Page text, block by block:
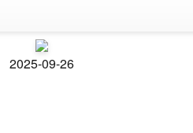
2025-09-26